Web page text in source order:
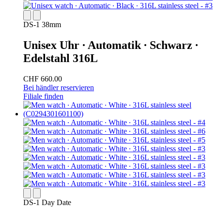
DS-1 38mm
Unisex Uhr ∙ Automatik ∙ Schwarz ∙
Edelstahl 316L
CHF 660.00
Bei händler reservieren
Filiale finden
DS-1 Day Date